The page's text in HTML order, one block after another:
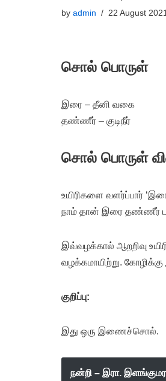
by admin 22 August 2021
சொல் பொருள்
இரை – தீனி வகை
தண்ணீர் – குடிநீர்
சொல் பொருள்
உயிரிகளை வளர்ப்பார்
நாம் தான் இரை தண்ணீர்
இவ்வழக்கால் ஆறறிவு
வழக்கமாயிற்று.
குறிப்பு:
இது ஒரு இணைச்சொல்.
நன்றி – இரா.